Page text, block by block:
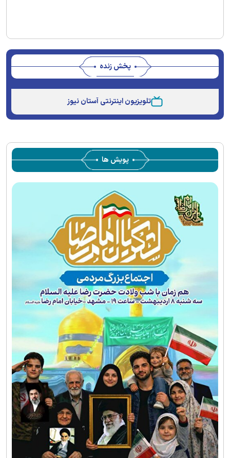
پخش زنده
تلویزیون اینترنتی آستان نیوز
پویش ها